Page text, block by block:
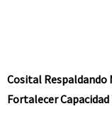
Cosital Respaldando
Fortalecer